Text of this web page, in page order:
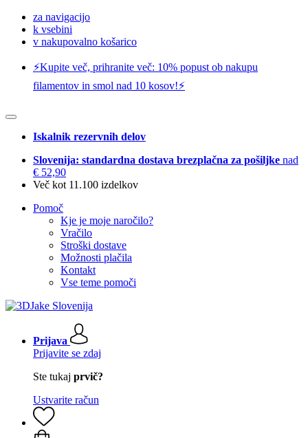
za navigacijo
k vsebini
v nakupovalno košarico
⚡️Kupite več, prihranite več: 10% popust ob nakupu
filamentov in smol nad 10 kosov!⚡️
Iskalnik rezervnih delov
Slovenija: standardna dostava brezplačna za pošiljke nad
€ 52,90
Več kot 11.100 izdelkov
Pomoč
Kje je moje naročilo?
Vračilo
Stroški dostave
Možnosti plačila
Kontakt
Vse teme pomoči
Prijava
Prijavite se zdaj
Ste tukaj prvič?
Ustvarite račun